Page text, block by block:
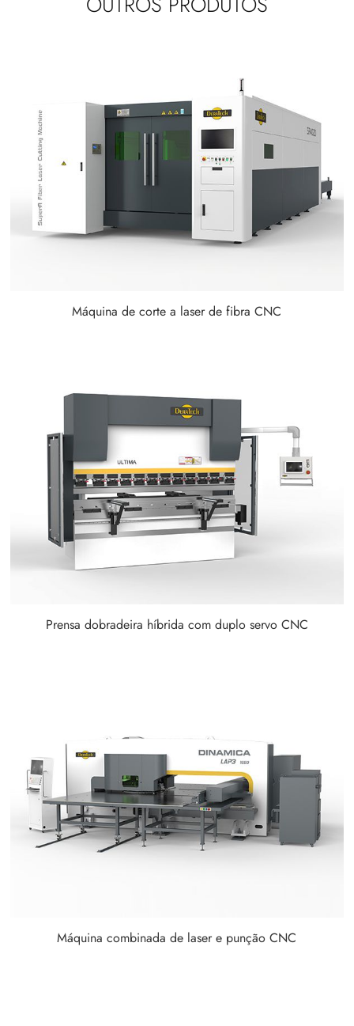
Máquina de corte a laser de fibra CNC
Prensa dobradeira híbrida com duplo servo CNC
Máquina combinada de laser e punção CNC